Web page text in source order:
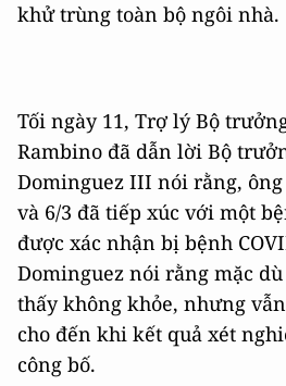
khử trùng toàn bộ ngôi nhà.
Tối ngày 11, Trợ lý Bộ
Rambino đã dẫn lời Bộ
Dominguez III nói rằng,
và 6/3 đã tiếp xúc với một
được xác nhận bị bệnh
Dominguez nói rằng mặc
thấy không khỏe, nhưng
cho đến khi kết quả xét
công bố.